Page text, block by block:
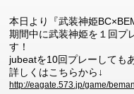
本日より『武装神姫
期間中に武装神姫を１回プ
す！
jubeatを10回プレーしても
詳しくはこちらから↓
http://eagate.573.jp/game/